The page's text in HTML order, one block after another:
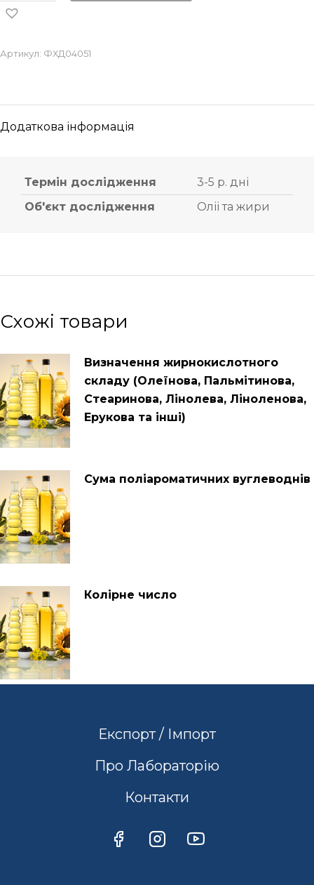
Артикул: ФХД04051
Додаткова інформація
Термін дослідження
3-5 р. дні
Об'єкт дослідження
Оліі та жири
Схожі товари
Визначення жирнокислотного
складу (Олеїнова, Пальмітинова,
Стеаринова, Лінолева, Ліноленова,
Ерукова та інші)
Сума поліароматичних вуглеводнів
Колірне число
Експорт / Імпорт
Про Лабораторію
Контакти